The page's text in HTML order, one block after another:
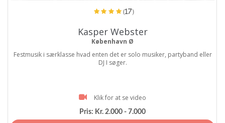
(17)
Kasper Webster
København Ø
Festmusik i særklasse hvad enten det er solo musiker, partyband eller
DJ I søger.
Klik for at se video
Pris: Kr. 2.000 - 7.000